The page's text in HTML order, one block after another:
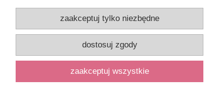
zaakceptuj tylko niezbędne
dostosuj zgody
zaakceptuj wszystkie